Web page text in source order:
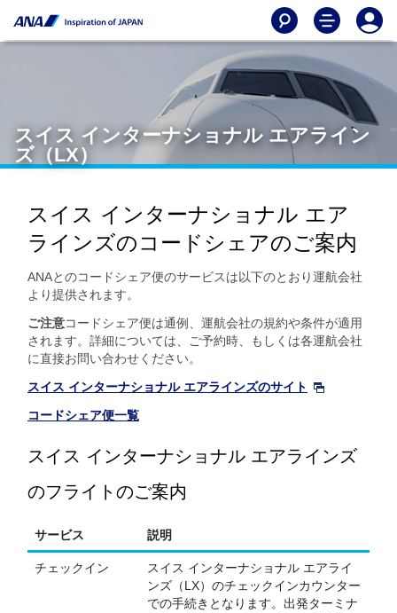
スイス インターナショナル エアライン
ズ（LX）
スイス インターナショナル エア
ラインズのコードシェアのご案内
ANAとのコードシェア便のサービスは以下のとおり運航会社
より提供されます。
ご注意コードシェア便は通例、運航会社の規約や条件が適用
されます。詳細については、ご予約時、もしくは各運航会社
に直接お問い合わせください。
スイス インターナショナル エアラインズのサイト
コードシェア便一覧
スイス インターナショナル エアラインズ
のフライトのご案内
サービス 説明
チェックイン
スイス インターナショナル エアライ
ンズ（LX）のチェックインカウンター
での手続きとなります。出発ターミナ